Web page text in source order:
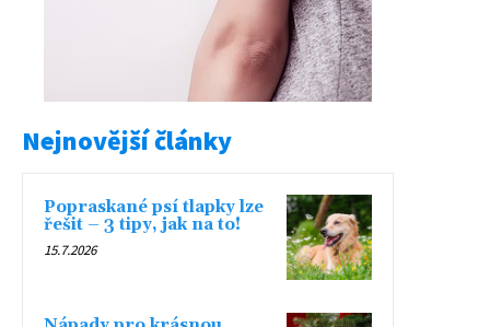
Nejnovější články
Popraskané psí tlapky lze
řešit – 3 tipy, jak na to!
15.7.2026